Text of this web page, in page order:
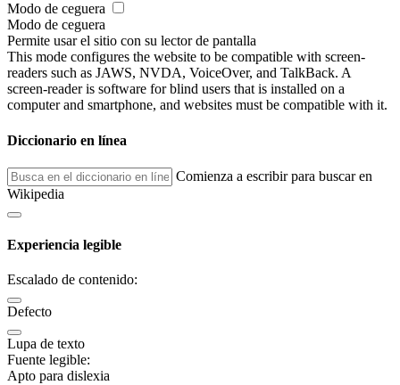
Modo de ceguera
Modo de ceguera
Permite usar el sitio con su lector de pantalla
This mode configures the website to be compatible with screen-
readers such as JAWS, NVDA, VoiceOver, and TalkBack. A
screen-reader is software for blind users that is installed on a
computer and smartphone, and websites must be compatible with it.
Diccionario en línea
Comienza a escribir para buscar en
Wikipedia
Experiencia legible
Escalado de contenido:
Defecto
Lupa de texto
Fuente legible:
Apto para dislexia